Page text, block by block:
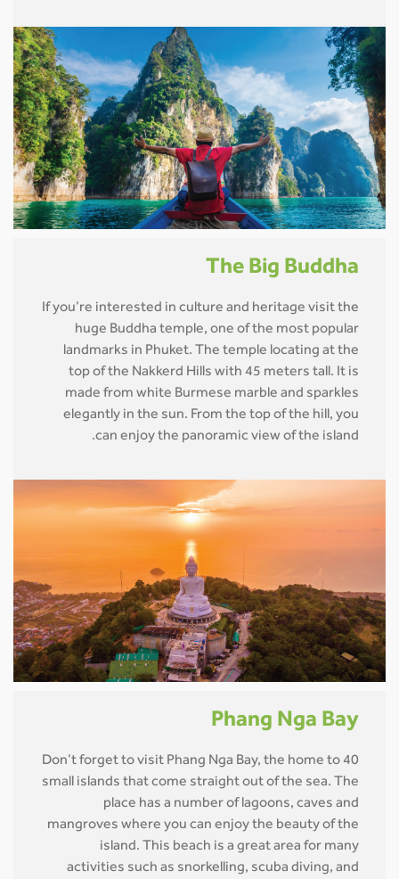
The Big Buddha
If you’re interested in culture and heritage visit the
huge Buddha temple, one of the most popular
landmarks in Phuket. The temple locating at the
top of the Nakkerd Hills with 45 meters tall. It is
made from white Burmese marble and sparkles
elegantly in the sun. From the top of the hill, you
can enjoy the panoramic view of the island.
Phang Nga Bay
Don’t forget to visit Phang Nga Bay, the home to 40
small islands that come straight out of the sea. The
place has a number of lagoons, caves and
mangroves where you can enjoy the beauty of the
island. This beach is a great area for many
activities such as snorkelling, scuba diving, and